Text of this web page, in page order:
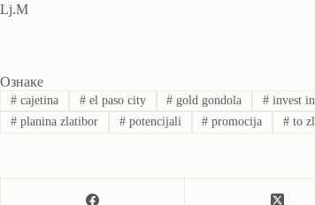
Lj.M
Ознаке
#cajetina #el paso city # gold gondola # invest
#planina zlatibor #potencijali # promocija # to